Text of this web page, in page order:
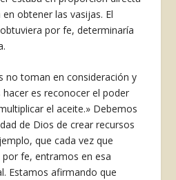
obtener las vasijas. El
por fe, determinaría
no toman en conside­ración y
es reconocer el poder
el aceite.» Debemos
de Dios de crear recursos
que cada vez que
fe, entramos en esa
Estamos afirmando que